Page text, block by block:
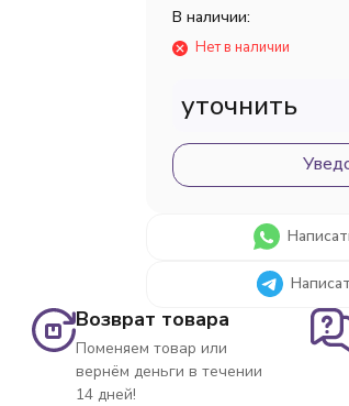
В наличии:
Нет в наличии
уточнить
Возврат товара
Поменяем товар или
вернём деньги в течении
14 дней!